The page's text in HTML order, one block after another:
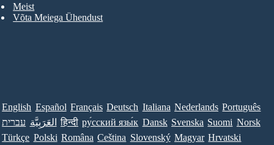
Meist
Võta Meiega Ühendust
English Español Français Deutsch Italiana Nederlands Português
עברית العَرَبِيَّة हिन्दी ру́сский язы́к Dansk Svenska Suomi Norsk
Türkçe Polski Româna Ceština Slovenský Magyar Hrvatski